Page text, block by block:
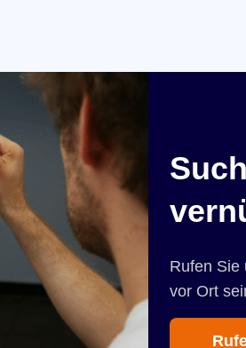
Rufen Sie
vor Ort